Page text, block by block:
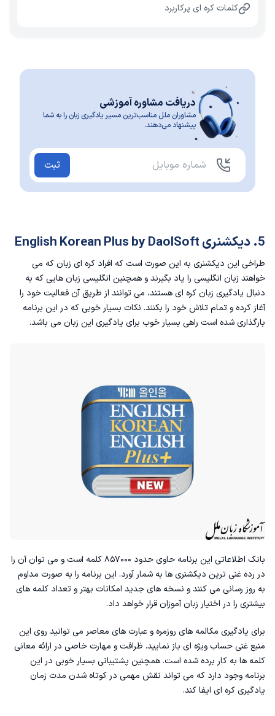
کلمات کره ای پرکاربرد
دریافت مشاوره آموزشی
مشاوران ملل مناسب‌ترین مسیر یادگیری زبان را به شما
پیشنهاد می‌دهند.
ثبت
5. دیکشنری English Korean Plus by DaolSoft
طراخی این دیکشنری به این صورت است که افراد کره ای زبان که می
خواهند زبان انگلیسی را یاد بگیرند و همچنین انگلیسی زبان هایی که به
دنبال یادگیری زبان کره ای هستند، می توانند از طریق آن فعالیت خود را
آغاز کرده و تمام تلاش خود را بکنند. نکات بسیار خوبی که در این برنامه
بارگذاری شده است راهی بسیار خوب برای یادگیری این زبان می باشد.
بانک اطلاعاتی این برنامه حاوی حدود ۸۵۷۰۰۰ کلمه است و می توان آن را
در رده غنی ترین دیکشنری ها به شمار آورد. این برنامه را به صورت مداوم
به روز رسانی می کنند و نسخه های جدید امکانات بهتر و تعداد کلمه های
بیشتری را در اختیار زبان آموزان قرار خواهد داد.
برای یادگیری مکالمه های روزمره و عبارت های معاصر می توانید روی این
منبع غنی حساب ویژه ای باز نمایید. ظرافت و مهارت خاصی در ارائه معانی
کلمه ها به کار برده شده است. همچنین پشتیبانی بسیار خوبی در این
برنامه وجود دارد که می تواند نقش مهمی در کوتاه شدن مدت زمان
یادگیری کره ای ایفا کند.